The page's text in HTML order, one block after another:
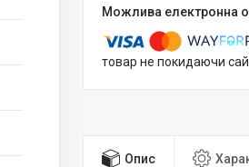
товар не покидаючи
Опис